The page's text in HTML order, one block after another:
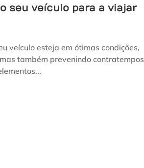
seu veículo para a viajar
veículo esteja em ótimas condições,
também prevenindo contratempos